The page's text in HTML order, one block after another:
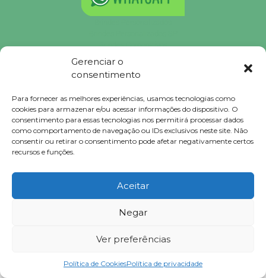
Gerenciar o
consentimento
Para fornecer as melhores experiências, usamos tecnologias como
cookies para armazenar e/ou acessar informações do dispositivo. O
consentimento para essas tecnologias nos permitirá processar dados
como comportamento de navegação ou IDs exclusivos neste site. Não
consentir ou retirar o consentimento pode afetar negativamente certos
recursos e funções.
Aceitar
Negar
Ver preferências
Política de CookiesPolítica de privacidade
Brindes Corporativos
Brindes Corporativos SP
Brindes Promocionais
Brindes para Clientes
Brindes Executivos
Brindes Populares
Brindes © 2023 Todos Direitos Reservados.